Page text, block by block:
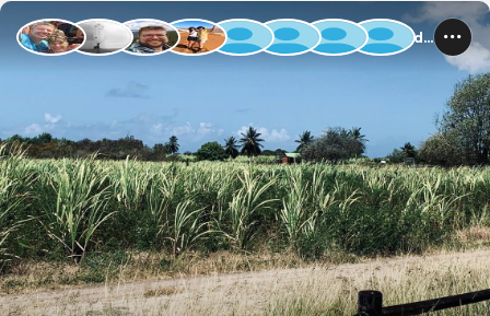
Guadeloupe und Dominica